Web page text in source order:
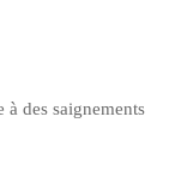
à des saignements